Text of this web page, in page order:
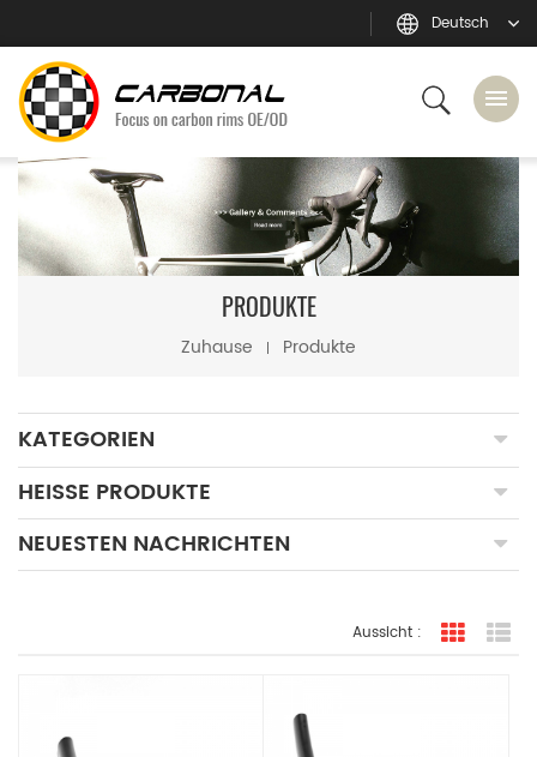
Deutsch
PRODUKTE
Zuhause Produkte
KATEGORIEN
HEISSE PRODUKTE
NEUESTEN NACHRICHTEN
Aussicht :